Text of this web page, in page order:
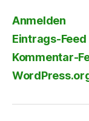
Anmelden
Eintrags-Feed
Kommentar-